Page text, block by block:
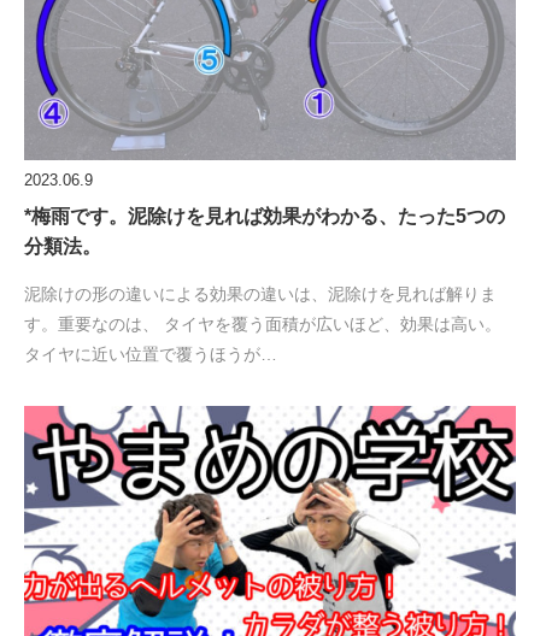
2023.06.9
*梅雨です。泥除けを見れば効果がわかる、たった5つの
分類法。
泥除けの形の違いによる効果の違いは、泥除けを見れば解りま
す。重要なのは、 タイヤを覆う面積が広いほど、効果は高い。
タイヤに近い位置で覆うほうが…